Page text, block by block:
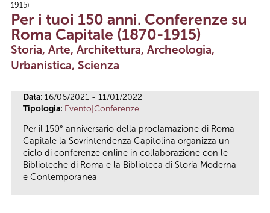
Tu sei qui
1915)
Per i tuoi 150 anni. Conferenze su
Roma Capitale (1870-1915)
Storia, Arte, Architettura, Archeologia,
Urbanistica, Scienza
Data: 16/06/2021 - 11/01/2022
Tipologia: Evento|Conferenze
Per il 150° anniversario della proclamazione di Roma
Capitale la Sovrintendenza Capitolina organizza un
ciclo di conferenze online in collaborazione con le
Biblioteche di Roma e la Biblioteca di Storia Moderna
e Contemporanea